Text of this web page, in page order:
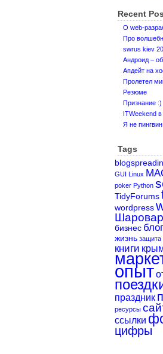
Recent
О web-
Про
swrus kiev
Андроид –
Апдейт на
Пролетел
Резюме
Признание :)
ITWeekend
Я не
Tags
GUI Linux
poker Python
TidyForums
wordpress
бизнес
жизнь защита
книги
опыт
праздник
ресурсы
ссылки
цифры